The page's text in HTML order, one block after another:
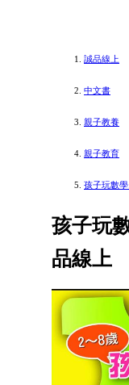
誠品線上
中文書
親子教養
親子教育
孩子玩數
孩子玩
品線上